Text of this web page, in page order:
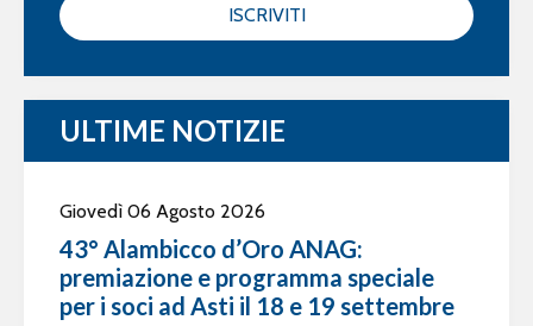
ISCRIVITI
ULTIME NOTIZIE
Giovedì 06 Agosto 2026
43° Alambicco d’Oro ANAG:
premiazione e programma speciale
per i soci ad Asti il 18 e 19 settembre